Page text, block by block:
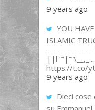
9 years ago
YOU
ISLAMIC
||l “”|””\__,_...
https://t.co/
9 years ago
Dieci